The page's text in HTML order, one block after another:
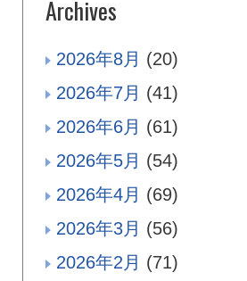
Archives
2026年8月 (20)
2026年7月 (41)
2026年6月 (61)
2026年5月 (54)
2026年4月 (69)
2026年3月 (56)
2026年2月 (71)